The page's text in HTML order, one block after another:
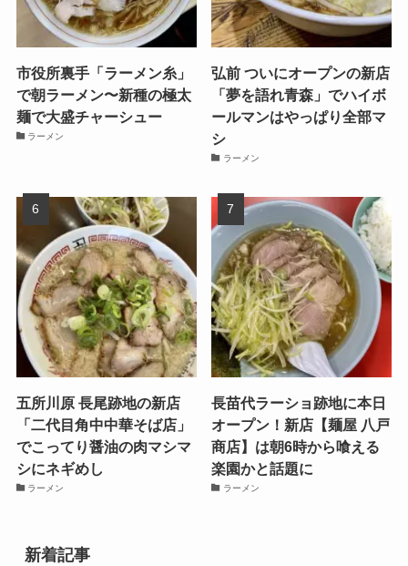
市役所裏手「ラーメン糸」
で朝ラーメン〜新種の極太
麺で大盛チャーシュー
ラーメン
弘前 ついにオープンの新店
「夢を語れ青森」でハイボ
ールマンはやっぱり全部マ
シ
ラーメン
五所川原 長尾跡地の新店
「二代目角中中華そば店」
でこってり醤油の肉マシマ
シにネギめし
ラーメン
長苗代ラーショ跡地に本日
オープン！新店【麺屋 八戸
商店】は朝6時から喰える
楽園かと話題に
ラーメン
新着記事